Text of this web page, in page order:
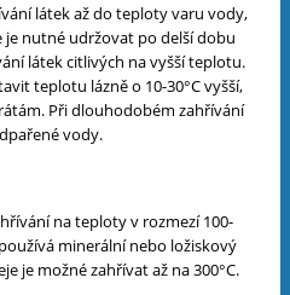
látek až do teploty varu vody,
je nutné udržovat po delší dobu
látek citlivých na vyšší teplotu.
teplotu lázně o 10-30°C vyšší,
Při dlouhodobém zahřívání
vody.
na teploty v rozmezí 100-
minerální nebo ložiskový
je možné zahřívat až na 300°C.